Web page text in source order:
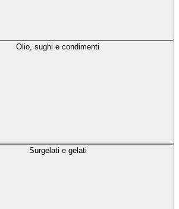
Olio, sughi e condimenti
Surgelati e gelati